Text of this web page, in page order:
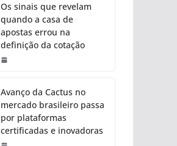
Os sinais que revelam
quando a casa de
apostas errou na
definição da cotação
Avanço da Cactus no
mercado brasileiro passa
por plataformas
certificadas e inovadoras